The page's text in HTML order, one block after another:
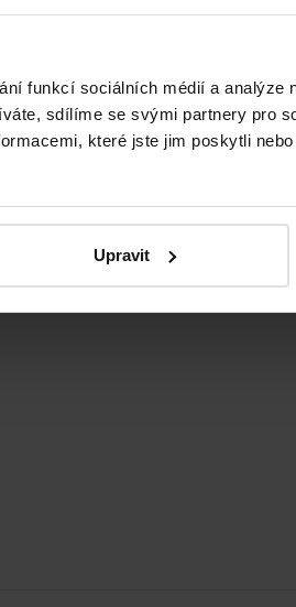
funkcí sociálních médií a
sdílíme se svými partnery pro
které jste jim poskytli
Upravit
× 29 cm